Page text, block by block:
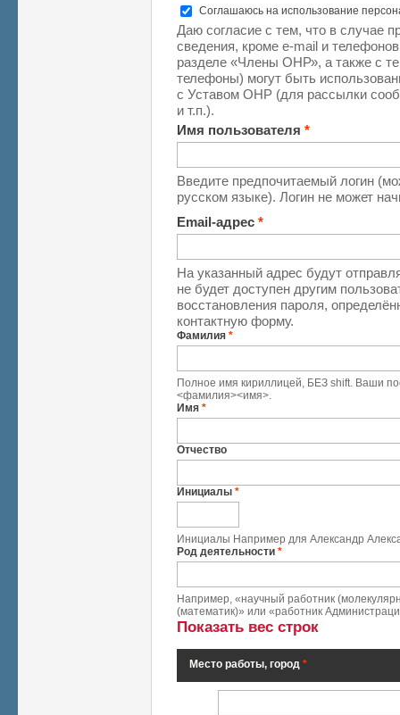
Соглашаюсь на использование
Даю согласие с тем, что в случае
сведения, кроме e-mail и
разделе «Члены ОНР», а также с
телефоны) могут быть
с Уставом ОНР (для рассылки
и т.п.).
Имя пользователя *
Введите предпочитаемый логин
русском языке). Логин не может
Email-адрес *
На указанный адрес будут
не будет доступен другим
восстановления пароля,
контактную форму.
Фамилия *
Полное имя кириллицей, БЕЗ shift. Ваши
<фамилия><имя>.
Имя *
Отчество
Инициалы *
Инициалы Например для Александр
Род деятельности *
Например, «научный работник
(математик)» или «работник
Показать вес строк
Место работы, город *